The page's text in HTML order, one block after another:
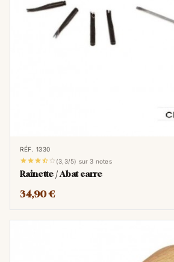
RÉF. 1330
  (3,3/5) sur 3 notes
Rainette / Abat carre
34,90 €